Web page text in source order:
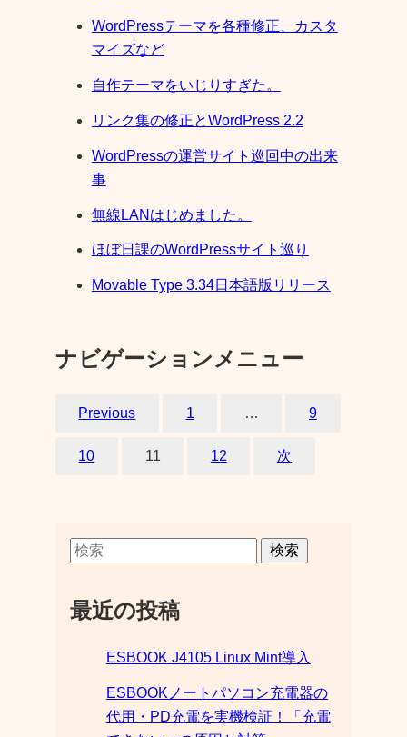
WordPressテーマを各種修正、カスタ
マイズなど
自作テーマをいじりすぎた。
リンク集の修正とWordPress 2.2
WordPressの運営サイト巡回中の出来
事
無線LANはじめました。
ほぼ日課のWordPressサイト巡り
Movable Type 3.34日本語版リリース
ナビゲーションメニュー
Previous 1 … 9
10 11 12 次
検索
最近の投稿
ESBOOK J4105 Linux Mint導入
ESBOOKノートパソコン充電器の
代用・PD充電を実機検証！「充電